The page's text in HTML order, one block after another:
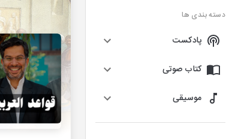
دسته بندی ها
پادکست
کتاب صوتی
موسیقی